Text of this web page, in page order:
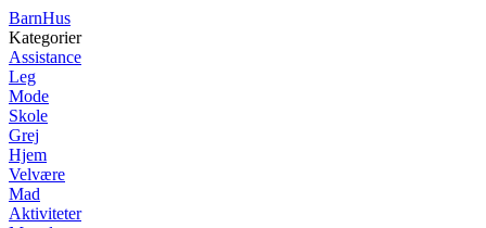
BarnHus
Kategorier
Assistance
Leg
Mode
Skole
Grej
Hjem
Velvære
Mad
Aktiviteter